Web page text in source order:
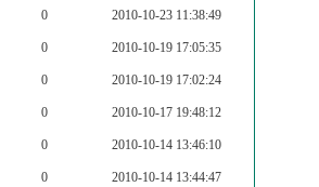
0 2010-10-23 11:38:49
0 2010-10-19 17:05:35
0 2010-10-19 17:02:24
0 2010-10-17 19:48:12
0 2010-10-14 13:46:10
0 2010-10-14 13:44:47